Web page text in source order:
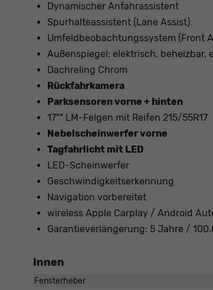
Dynamischer Anfahrassistent
Spurhalteassistent (Lane Assist)
Umfeldbeobachtungssystem (Front
Außenspiegel: elektrisch, beheizbar,
Dachreling Chrom
Rückfahrkamera
Parksensoren vorne + hinten
17"" LM-Felgen mit Reifen 215/55R17
Nebelscheinwerfer vorne
Tagfahrlicht mit LED
LED-Scheinwerfer
Geschwindigkeitserkennung
Navigation vorbereitet
wireless Apple Carplay / Android
Garantieverlängerung: 5 Jahre /
Innen
Fensterheber